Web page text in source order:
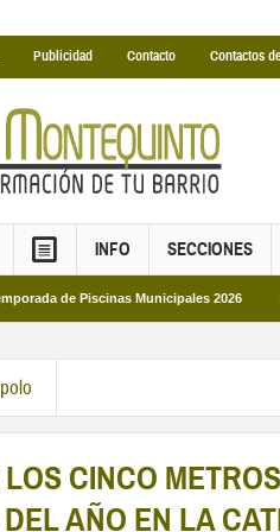
Publicidad Contacto Contactos
INFO SECCIONES
Piscinas Municipales 2026 Los
CINCO
AÑO EN LA